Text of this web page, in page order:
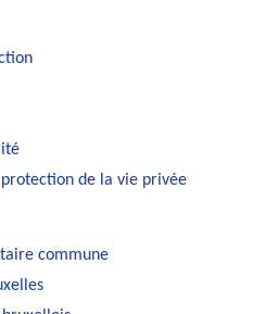
de la vie privée
commune